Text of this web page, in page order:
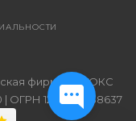
фирма ХОТОКС
1215000038637